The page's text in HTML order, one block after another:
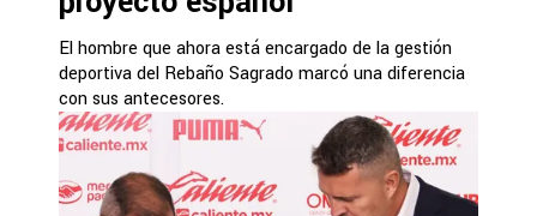
El hombre que ahora está encargado de la gestión
deportiva del Rebaño Sagrado marcó una diferencia
con sus antecesores.